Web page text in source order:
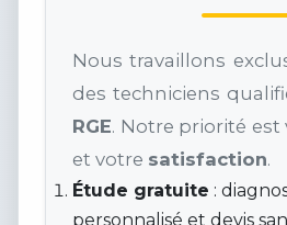
Nous travaillons
des techniciens
RGE. Notre priorité est
et votre satisfaction.
Étude gratuite :
personnalisé et devis